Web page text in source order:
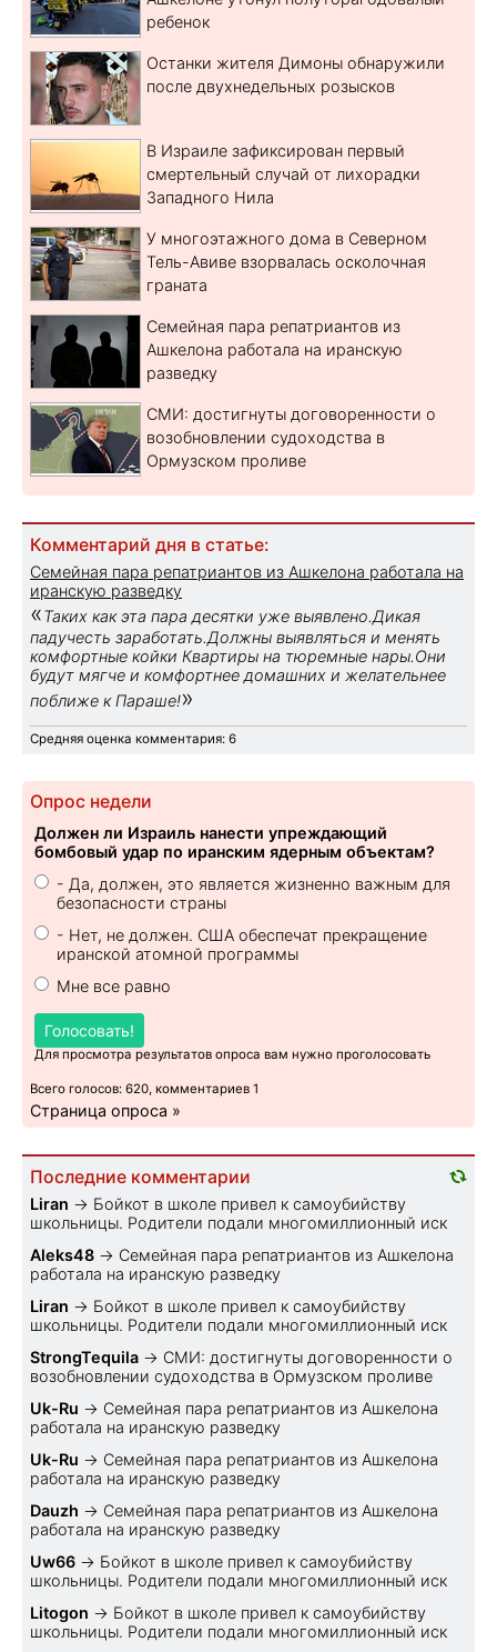
ребенок
Останки жителя Димоны обнаружили
после двухнедельных розысков
В Израиле зафиксирован первый
смертельный случай от лихорадки
Западного Нила
У многоэтажного дома в Северном
Тель-Авиве взорвалась осколочная
граната
Семейная пара репатриантов из
Ашкелона работала на иранскую
разведку
СМИ: достигнуты договоренности о
возобновлении судоходства в
Ормузском проливе
Комментарий дня в статье:
Семейная пара репатриантов из Ашкелона работала на
иранскую разведку
«Таких как эта пара десятки уже выявлено.Дикая
падучесть заработать.Должны выявляться и менять
комфортные койки Квартиры на тюремные нары.Они
будут мягче и комфортнее домашних и желательнее
поближе к Параше!»
Средняя оценка комментария: 6
Опрос недели
Должен ли Израиль нанести упреждающий
бомбовый удар по иранским ядерным объектам?
- Да, должен, это является жизненно важным для
безопасности страны
- Нет, не должен. США обеспечат прекращение
иранской атомной программы
Мне все равно
Голосовать!
Для просмотра результатов опроса вам нужно проголосовать
Всего голосов: 620, комментариев 1
Страница опроса »
Последние комментарии
Liran → Бойкот в школе привел к самоубийству
школьницы. Родители подали многомиллионный иск
Aleks48 → Семейная пара репатриантов из Ашкелона
работала на иранскую разведку
Liran → Бойкот в школе привел к самоубийству
школьницы. Родители подали многомиллионный иск
StrongTequila → СМИ: достигнуты договоренности о
возобновлении судоходства в Ормузском проливе
Uk-Ru → Семейная пара репатриантов из Ашкелона
работала на иранскую разведку
Uk-Ru → Семейная пара репатриантов из Ашкелона
работала на иранскую разведку
Dauzh → Семейная пара репатриантов из Ашкелона
работала на иранскую разведку
Uw66 → Бойкот в школе привел к самоубийству
школьницы. Родители подали многомиллионный иск
Litogon → Бойкот в школе привел к самоубийству
школьницы. Родители подали многомиллионный иск